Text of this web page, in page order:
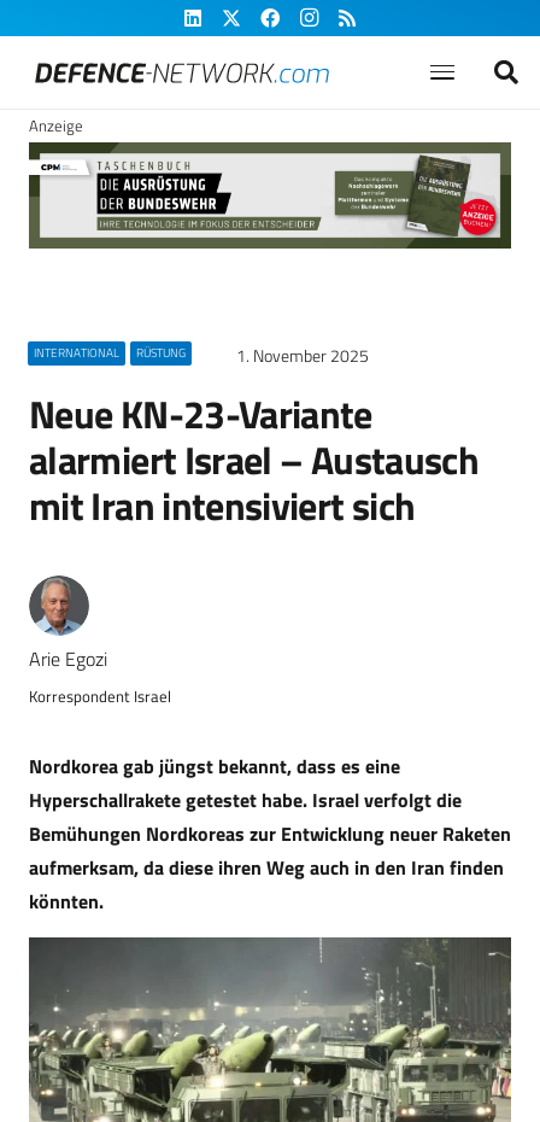
Anzeige
INTERNATIONAL RÜSTUNG 1. November 2025
Neue KN-23-Variante
alarmiert Israel – Austausch
mit Iran intensiviert sich
Arie Egozi
Korrespondent Israel
Nordkorea gab jüngst bekannt, dass es eine
Hyperschallrakete getestet habe. Israel verfolgt die
Bemühungen Nordkoreas zur Entwicklung neuer Raketen
aufmerksam, da diese ihren Weg auch in den Iran finden
könnten.